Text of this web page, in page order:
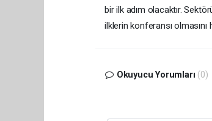
bir ilk adım olacaktır.
ilklerin konferansı
Okuyucu Yorumları (0)